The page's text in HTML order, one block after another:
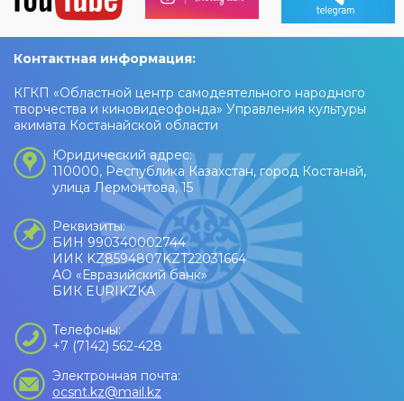
Контактная информация:
КГКП «Областной центр самодеятельного народного
творчества и киновидеофонда» Управления культуры
акимата Костанайской области
Юридический адрес:
110000, Республика Казахстан, город Костанай,
улица Лермонтова, 15
Реквизиты:
БИН 990340002744
ИИК KZ8594807KZT22031664
АО «Евразийский банк»
БИК EURIKZKA
Телефоны:
+7 (7142) 562-428
Электронная почта:
ocsnt.kz@mail.kz